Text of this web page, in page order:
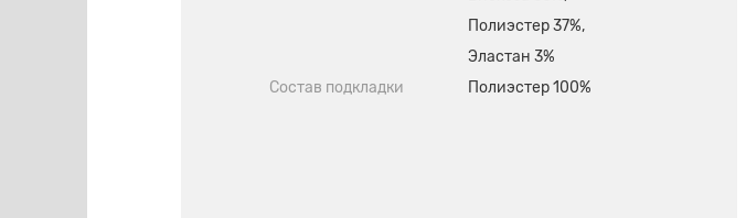
Полиэстер 37%,
Эластан 3%
Состав подкладки
Полиэстер 100%